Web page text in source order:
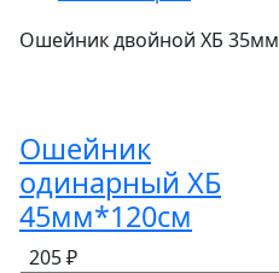
Ошейник двойной ХБ 35мм
Ошейник
одинарный ХБ
45мм*120см
205 ₽